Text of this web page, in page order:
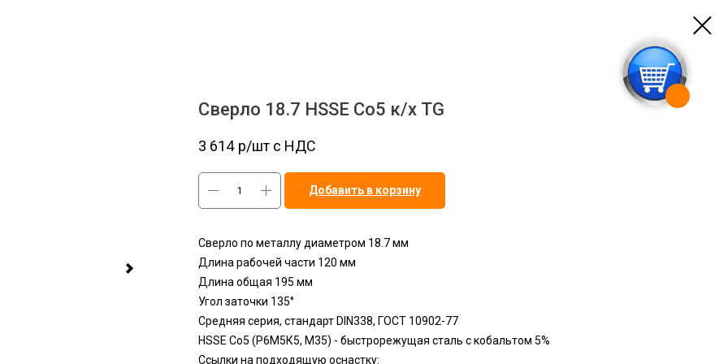
Сверло 18.7 HSSE Co5 к/х TG
3 614 р/шт c НДС
Добавить в корзину
Сверло по металлу диаметром 18.7 мм
Длина рабочей части 120 мм
Длина общая 195 мм
Угол заточки 135°
Средняя серия, стандарт DIN338, ГОСТ 10902-77
HSSЕ Сo5 (Р6М5К5, М35) - быстрорежущая сталь с кобальтом 5%
Ссылки на подходящую оснастку: